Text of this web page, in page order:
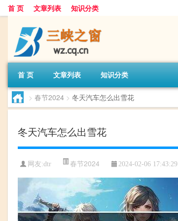
首 页 文章列表 知识分类
首 页 文章列表 知识分类
> 春节2024 > 冬天汽车怎么出雪花
冬天汽车怎么出雪花
网友:dtr 春节2024 2024-02-06 17:43:29